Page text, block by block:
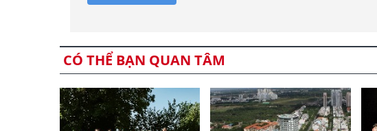
CÓ THỂ BẠN QUAN TÂM